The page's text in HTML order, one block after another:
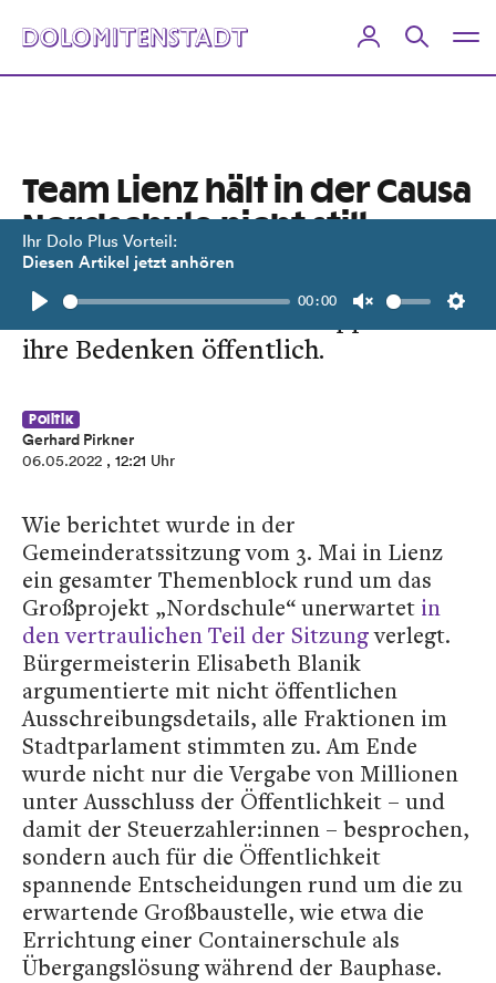
Ihr Dolo Plus Vorteil:
Diesen Artikel jetzt anhören
Play
00:00
Unmute
Team Lienz hält in der Causa
Nordschule nicht still
Trotz Vertraulichkeit im
Gemeinderat macht die Opposition
ihre Bedenken öffentlich.
Politik
Gerhard Pirkner
06.05.2022 , 12:21 Uhr
Wie berichtet wurde in der
Gemeinderatssitzung vom 3. Mai in Lienz
ein gesamter Themenblock rund um das
Großprojekt „Nordschule“ unerwartet in
den vertraulichen Teil der Sitzungverlegt.
Bürgermeisterin Elisabeth Blanik
argumentierte mit nicht öffentlichen
Ausschreibungsdetails, alle Fraktionen im
Stadtparlament stimmten zu. Am Ende
wurde nicht nur die Vergabe von Millionen
unter Ausschluss der Öffentlichkeit – und
damit der Steuerzahler:innen – besprochen,
sondern auch für die Öffentlichkeit
spannende Entscheidungen rund um die zu
erwartende Großbaustelle, wie etwa die
Errichtung einer Containerschule als
Übergangslösung während der Bauphase.